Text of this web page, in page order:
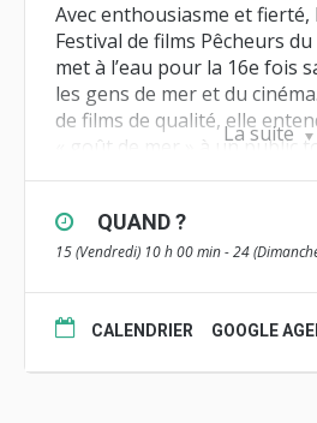
La suite
Avec enthousiasme et fierté,
Festival de films Pêcheurs
met à l’eau pour la 16e fois
les gens de mer et du
de films de qualité, elle
« goût de mer » à un public
Le pêcheur, la mer et l’assiette
de cette édition 2024
le double impératif – nourrir
sauvegarder la qualité des
QUAND ?
15 (Vendredi) 10 h 00 min - 24
CALENDRIER GOOGLE